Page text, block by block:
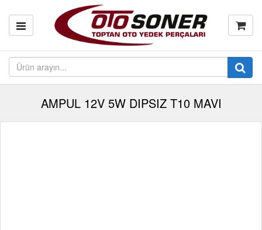
AMPUL 12V 5W DIPSIZ T10 MAVI